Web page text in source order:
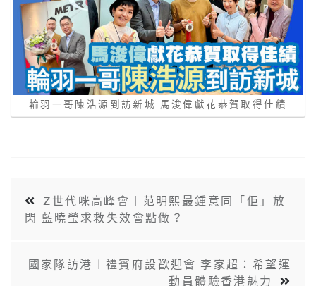
輪羽一哥陳浩源到訪新城 馬浚偉獻花恭賀取得佳績
Z世代咪高峰會丨范明熙最鍾意同「佢」放
閃 藍曉瑩求救失效會點做？
國家隊訪港︱禮賓府設歡迎會 李家超：希望運
動員體驗香港魅力